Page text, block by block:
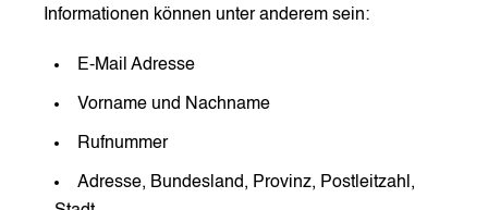
Informationen können unter anderem sein:
E-Mail Adresse
Vorname und Nachname
Rufnummer
Adresse, Bundesland, Provinz, Postleitzahl,